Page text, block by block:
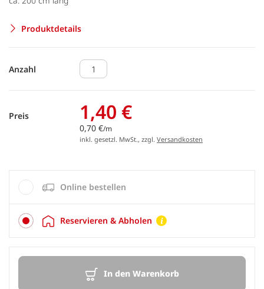
Produktdetails
Anzahl
Preis 1,40 €
0,70 €/m
inkl. gesetzl. MwSt., zzgl. Versandkosten
Online bestellen
Reservieren & Abholen
In den Warenkorb